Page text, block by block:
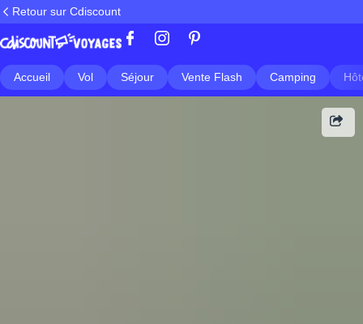
Retour sur Cdiscount
Accueil Vol Séjour Vente Flash Camping